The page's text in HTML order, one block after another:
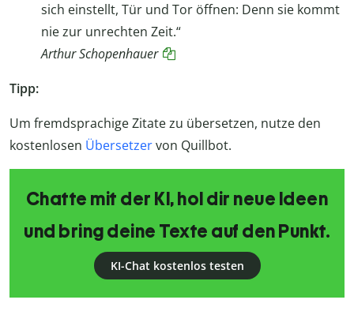
sich einstellt, Tür und Tor öffnen: Denn sie kommt
nie zur unrechten Zeit.“
Arthur Schopenhauer
Tipp:
Um fremdsprachige Zitate zu übersetzen, nutze den
kostenlosen Übersetzervon Quillbot.
Chatte mit der KI, hol dir neue Ideen
und bring deine Texte auf den Punkt.
KI-Chat kostenlos testen